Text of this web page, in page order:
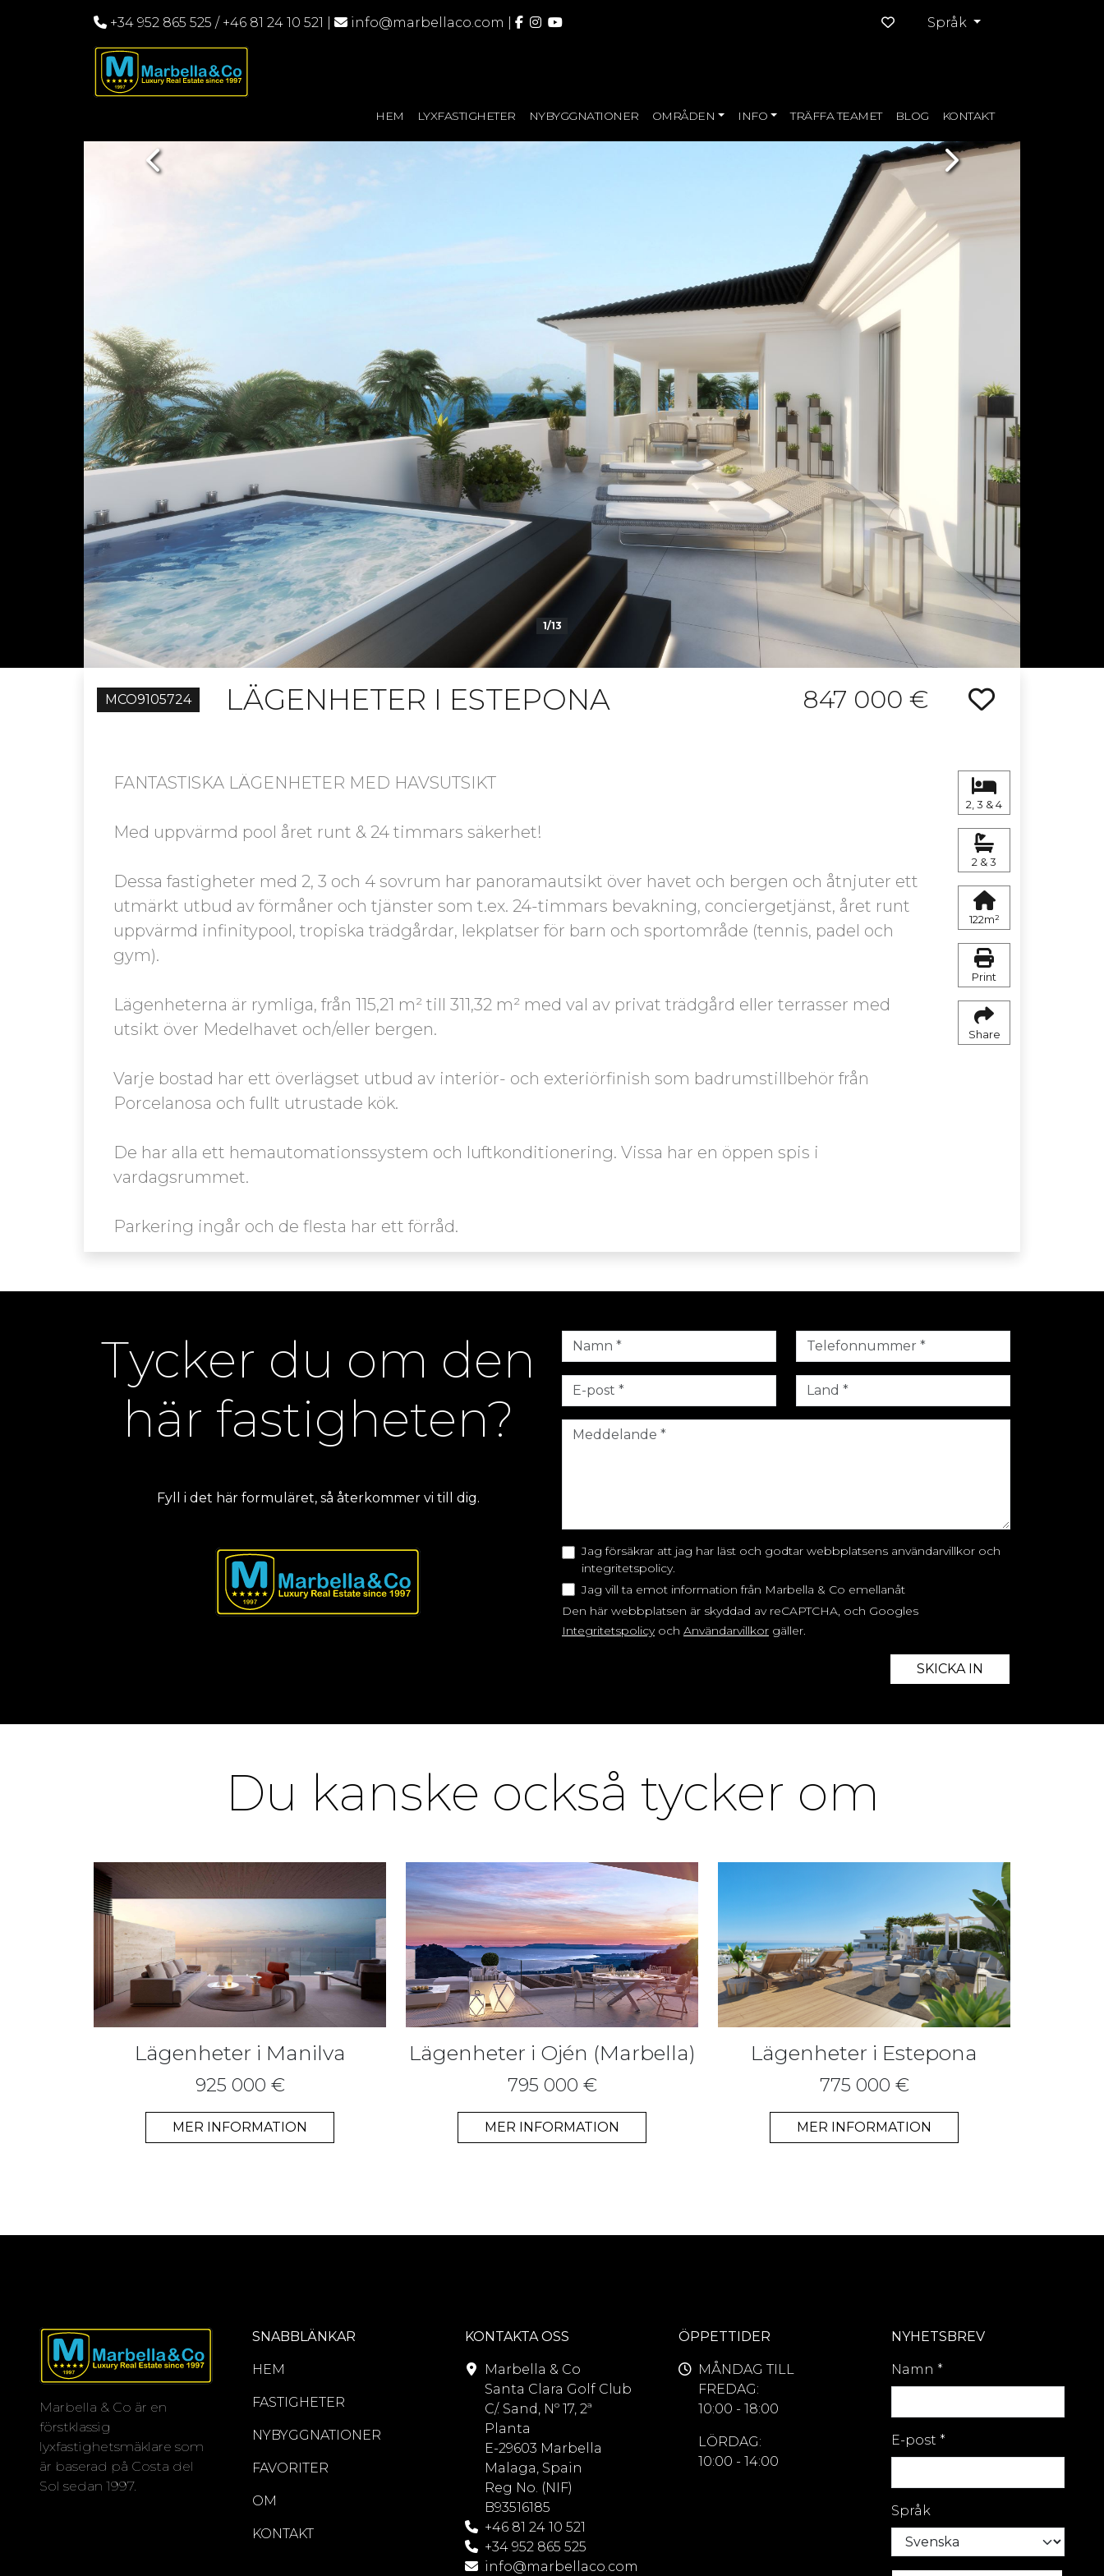
+34 952 865 525 / +46 81 24 10 521 info@marbellaco.com Språk
HEM LYXFASTIGHETER NYBYGGNATIONER OMRÅDEN INFO TRÄFFA TEAMET BLOG KONTAKT
1/13
Previous Next
MCO9105724 LÄGENHETER I ESTEPONA 847 000 €
FANTASTISKA LÄGENHETER MED HAVSUTSIKT
Med uppvärmd pool året runt & 24 timmars säkerhet!
Dessa fastigheter med 2, 3 och 4 sovrum har panoramautsikt över havet och bergen och åtnjuter ett
utmärkt utbud av förmåner och tjänster som t.ex. 24-timmars bevakning, conciergetjänst, året runt
uppvärmd infinitypool, tropiska trädgårdar, lekplatser för barn och sportområde (tennis, padel och
gym).
Lägenheterna är rymliga, från 115,21 m² till 311,32 m² med val av privat trädgård eller terrasser med
utsikt över Medelhavet och/eller bergen.
Varje bostad har ett överlägset utbud av interiör- och exteriörfinish som badrumstillbehör från
Porcelanosa och fullt utrustade kök.
De har alla ett hemautomationssystem och luftkonditionering. Vissa har en öppen spis i
vardagsrummet.
2, 3 & 4
2 & 3
122m²
Print
Share
Tycker du om den
här fastigheten?
Fyll i det här formuläret, så återkommer vi till dig.
Jag försäkrar att jag har läst och godtar webbplatsens användarvillkor och
integritetspolicy.
Jag vill ta emot information från Marbella & Co emellanåt
Den här webbplatsen är skyddad av reCAPTCHA, och Googles
Integritetspolicyoch Användarvillkor gäller.
SKICKA IN
Du kanske också tycker om
Lägenheter i Manilva
925 000 €
MER INFORMATION
Lägenheter i Ojén (Marbella)
795 000 €
MER INFORMATION
Lägenheter i Estepona
775 000 €
MER INFORMATION
Marbella & Co är en
förstklassig
lyxfastighetsmäklare som
är baserad på Costa del
Sol sedan 1997.
SNABBLÄNKAR
HEM
FASTIGHETER
NYBYGGNATIONER
FAVORITER
OM
KONTAKT
KONTAKTA OSS
Marbella & Co
Santa Clara Golf Club
C/. Sand, Nº 17, 2ª
Planta
E-29603 Marbella
Malaga, Spain
Reg No. (NIF)
B93516185
+46 81 24 10 521
+34 952 865 525
info@marbellaco.com
ÖPPETTIDER
MÅNDAG TILL
FREDAG:
10:00 - 18:00
LÖRDAG:
10:00 - 14:00
NYHETSBREV
Namn *
E-post *
Språk